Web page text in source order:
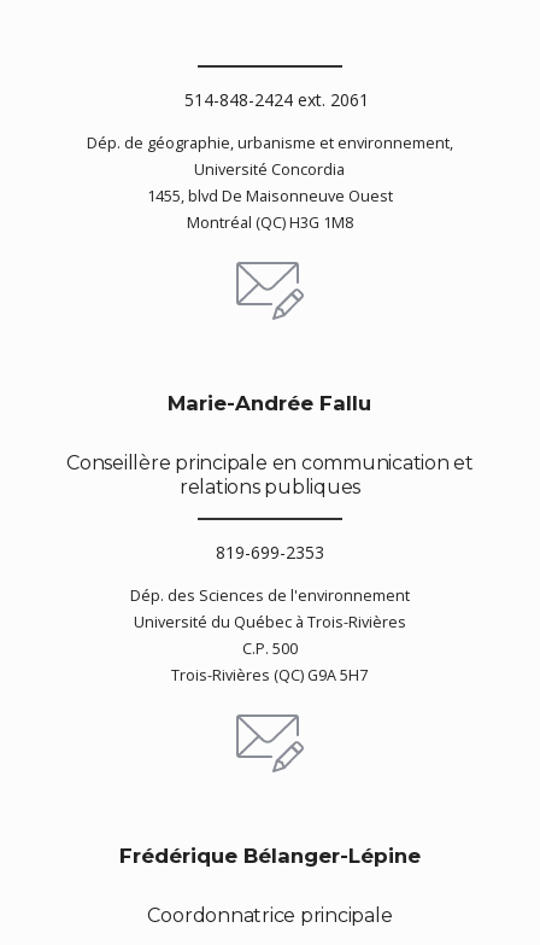
514-848-2424 ext. 2061
Dép. de géographie, urbanisme et environnement,
Université Concordia
1455, blvd De Maisonneuve Ouest
Montréal (QC) H3G 1M8
Marie-Andrée Fallu
Conseillère principale en communication et
relations publiques
819-699-2353
Dép. des Sciences de l'environnement
Université du Québec à Trois-Rivières
C.P. 500
Trois-Rivières (QC) G9A 5H7
Frédérique Bélanger-Lépine
Coordonnatrice principale